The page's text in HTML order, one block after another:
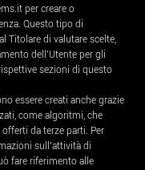
per creare o
Questo tipo di
Titolare di valutare scelte,
dell’Utente per gli
sezioni di questo
essere creati anche grazie
come algoritmi, che
da terze parti. Per
sull’attività di
fare riferimento alle